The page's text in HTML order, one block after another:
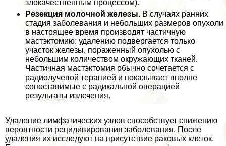
злокачественным процессом).
Резекция молочной железы. В случаях ранних
стадия заболевания и небольших размеров опухоли
в настоящее время производят частичную
мастэктомию: удалению подвергается только
участок железы, пораженный опухолью с
небольшим количеством окружающих тканей.
Частичная мастэктомия обычно сочетается с
радиолучевой терапией и показывает вполне
сопоставимые с радикальной операцией
результаты излечения.
Удаление лимфатических узлов способствует снижению
вероятности рецидивирования заболевания. После
удаления их исследуют на присутствие paковых клеток.